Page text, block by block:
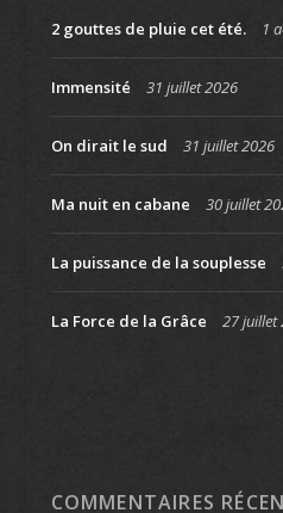
2 gouttes de pluie cet été. 1
Immensité 31 juillet 2026
On dirait le sud 31 juillet 2026
Ma nuit en cabane 30 juillet
La puissance de la souplesse
La Force de la Grâce 27 juillet
COMMENTAIRES